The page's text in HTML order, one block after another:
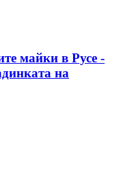
майки в Русе -
на